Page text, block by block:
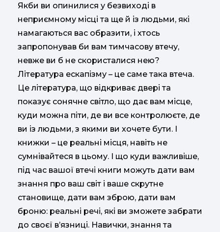
Якби ви опинилися у безвиході в
неприємному місці та ще й із людьми, які
намагаються вас образити, і хтось
запропонував би вам тимчасову втечу,
невже ви б не скористалися нею?
Література ескапізму – це саме така втеча.
Це література, що відкриває двері та
показує сонячне світло, що дає вам місце,
куди можна піти, де ви все контролюєте, де
ви із людьми, з якими ви хочете бути. І
книжки – це реальні місця, навіть не
сумнівайтеся в цьому. І що куди важливіше,
під час вашої втечі книги можуть дати вам
знання про ваш світ і ваше скрутне
становище, дати вам зброю, дати вам
броню: реальні речі, які ви зможете забрати
до своєї в’язниці. Навички, знання та